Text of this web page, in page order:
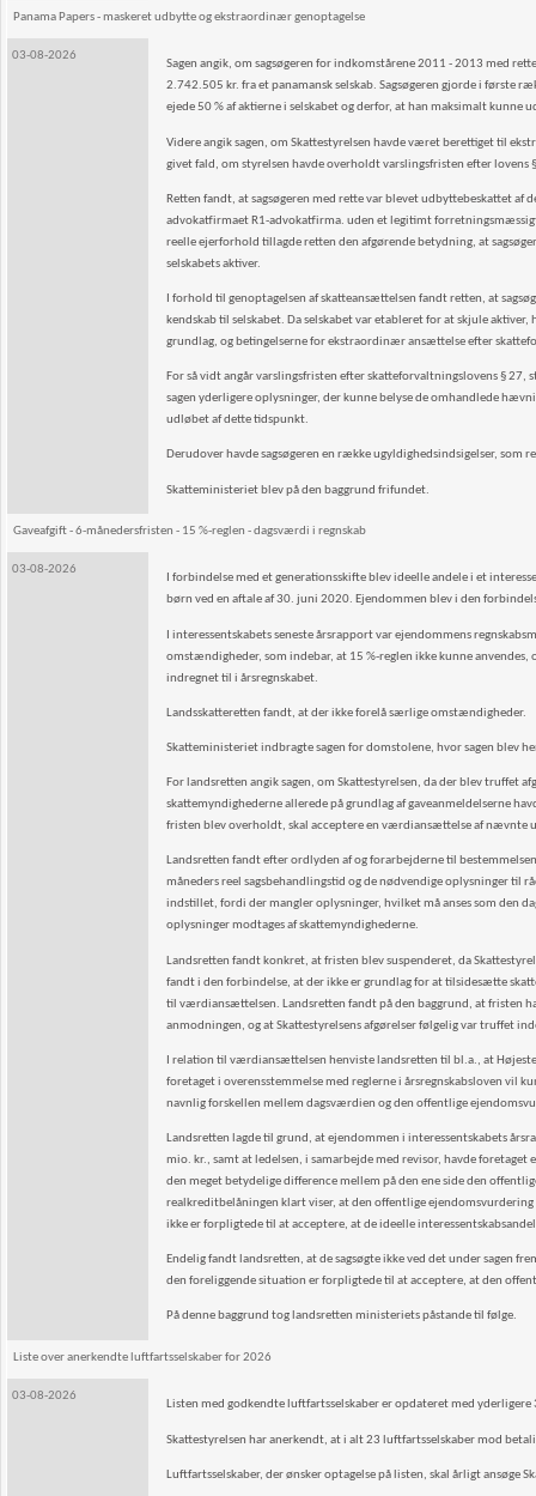
Panama Papers - maskeret udbytte og ekstraordinær genoptagelse
03-08-2026
Sagen angik, om sagsøgeren for indkomstårene 2011 - 2013 med
2.742.505 kr. fra et panamansk selskab. Sagsøgeren gjorde i første
ejede 50 % af aktierne i selskabet og derfor, at han maksimalt kunne
Videre angik sagen, om Skattestyrelsen havde været berettiget til
givet fald, om styrelsen havde overholdt varslingsfristen efter lovens
Retten fandt, at sagsøgeren med rette var blevet udbyttebeskattet
advokatfirmaet R1-advokatfirma. uden et legitimt
reelle ejerforhold tillagde retten den afgørende betydning, at
selskabets aktiver.
I forhold til genoptagelsen af skatteansættelsen fandt retten, at
kendskab til selskabet. Da selskabet var etableret for at skjule
grundlag, og betingelserne for ekstraordinær ansættelse efter
For så vidt angår varslingsfristen efter skatteforvaltningslovens §
sagen yderligere oplysninger, der kunne belyse de omhandlede
udløbet af dette tidspunkt.
Derudover havde sagsøgeren en række ugyldighedsindsigelser, som
Skatteministeriet blev på den baggrund frifundet.
Gaveafgift - 6-månedersfristen - 15 %-reglen - dagsværdi i regnskab
03-08-2026
I forbindelse med et generationsskifte blev ideelle andele i et
børn ved en aftale af 30. juni 2020. Ejendommen blev i den
I interessentskabets seneste årsrapport var ejendommens
omstændigheder, som indebar, at 15 %-reglen ikke kunne
indregnet til i årsregnskabet.
Landsskatteretten fandt, at der ikke forelå særlige omstændigheder.
Skatteministeriet indbragte sagen for domstolene, hvor sagen blev
For landsretten angik sagen, om Skattestyrelsen, da der blev truffet
skattemyndighederne allerede på grundlag af gaveanmeldelserne
fristen blev overholdt, skal acceptere en værdiansættelse af nævnte
Landsretten fandt efter ordlyden af og forarbejderne til
måneders reel sagsbehandlingstid og de nødvendige oplysninger til
indstillet, fordi der mangler oplysninger, hvilket må anses som den
oplysninger modtages af skattemyndighederne.
Landsretten fandt konkret, at fristen blev suspenderet, da
fandt i den forbindelse, at der ikke er grundlag for at tilsidesætte
til værdiansættelsen. Landsretten fandt på den baggrund, at fristen
anmodningen, og at Skattestyrelsens afgørelser følgelig var truffet
I relation til værdiansættelsen henviste landsretten til bl.a., at
foretaget i overensstemmelse med reglerne i årsregnskabsloven vil
navnlig forskellen mellem dagsværdien og den offentlige
Landsretten lagde til grund, at ejendommen i interessentskabets
mio. kr., samt at ledelsen, i samarbejde med revisor, havde
den meget betydelige difference mellem på den ene side den
realkreditbelåningen klart viser, at den offentlige
ikke er forpligtede til at acceptere, at de ideelle
Endelig fandt landsretten, at de sagsøgte ikke ved det under sagen
den foreliggende situation er forpligtede til at acceptere, at den
På denne baggrund tog landsretten ministeriets påstande til følge.
Liste over anerkendte luftfartsselskaber for 2026
03-08-2026
Listen med godkendte luftfartsselskaber er opdateret med yderligere
Skattestyrelsen har anerkendt, at i alt 23 luftfartsselskaber mod
Luftfartsselskaber, der ønsker optagelse på listen, skal årligt ansøge